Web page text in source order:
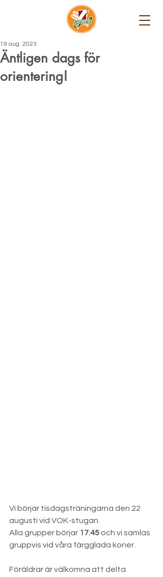
Äntligen dags för
orientering!
19 aug. 2023
Vi börjar tisdagsträningarna den 22
augusti vid VOK-stugan.
Alla grupper börjar 17.45 och vi samlas
gruppvis vid våra färgglada koner.
Föräldrar är välkomna att delta